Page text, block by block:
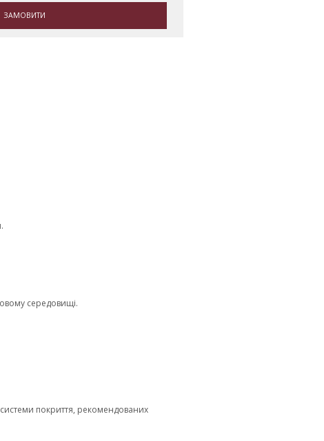
ЗАМОВИТИ
середовищі.
покриття, рекомендованих